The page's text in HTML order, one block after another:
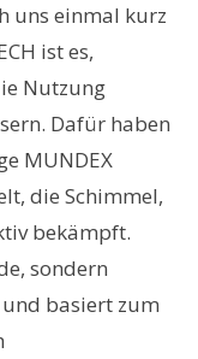
uns einmal kurz
ist es,
Nutzung
Dafür haben
MUNDEX
die Schimmel,
bekämpft.
sondern
basiert zum